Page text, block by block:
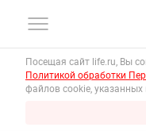
Посещая сайт life.ru, Вы
Политикой обработки
файлов cookie, указанных